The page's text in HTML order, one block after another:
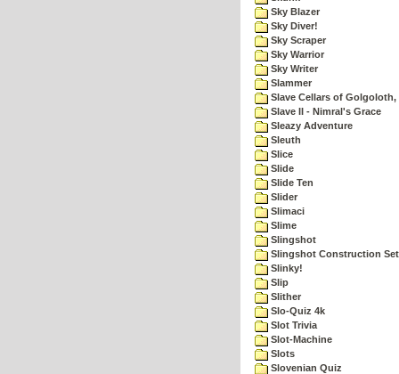
Sky Blazer
Sky Diver!
Sky Scraper
Sky Warrior
Sky Writer
Slammer
Slave Cellars of Golgoloth,
Slave II - Nimral's Grace
Sleazy Adventure
Sleuth
Slice
Slide
Slide Ten
Slider
Slimaci
Slime
Slingshot
Slingshot Construction Set
Slinky!
Slip
Slither
Slo-Quiz 4k
Slot Trivia
Slot-Machine
Slots
Slovenian Quiz